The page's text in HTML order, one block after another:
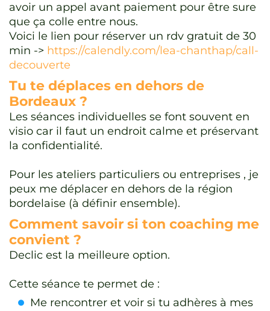
avoir un appel avant paiement pour être sure
que ça colle entre nous.
Voici le lien pour réserver un rdv gratuit de 30
min -> https://calendly.com/lea-chanthap/call-
decouverte
Tu te déplaces en dehors de
Bordeaux ?
Les séances individuelles se font souvent en
visio car il faut un endroit calme et préservant
la confidentialité.
Pour les ateliers particuliers ou entreprises , je
peux me déplacer en dehors de la région
bordelaise (à définir ensemble).
Comment savoir si ton coaching me
convient ?
Declic est la meilleure option.
Cette séance te permet de :
Me rencontrer et voir si tu adhères à mes